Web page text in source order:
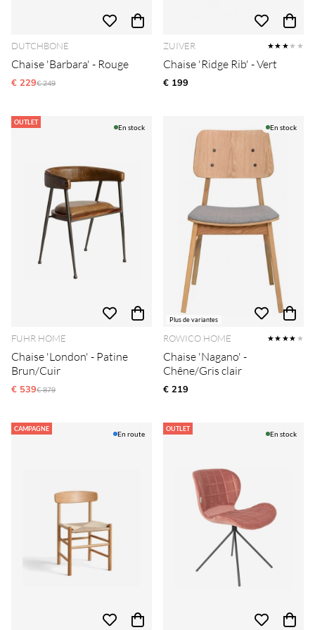
DUTCHBONE
Chaise 'Barbara' - Rouge
€ 229Prix régulier:
€ 249
ZUIVER ★★★★★
Chaise 'Ridge Rib' - Vert
€ 199
OUTLET
En stock
FUHR HOME
Chaise 'London' - Patine
Brun/Cuir
€ 539Prix régulier:
€ 879
Plus de variantes
En stock
ROWICO HOME ★★★★ ★
Chaise 'Nagano' -
Chêne/Gris clair
€ 219
CAMPAGNE
En route
OUTLET
En stock